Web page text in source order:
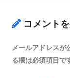
コメント
メールアドレスが
る欄は必須項目で